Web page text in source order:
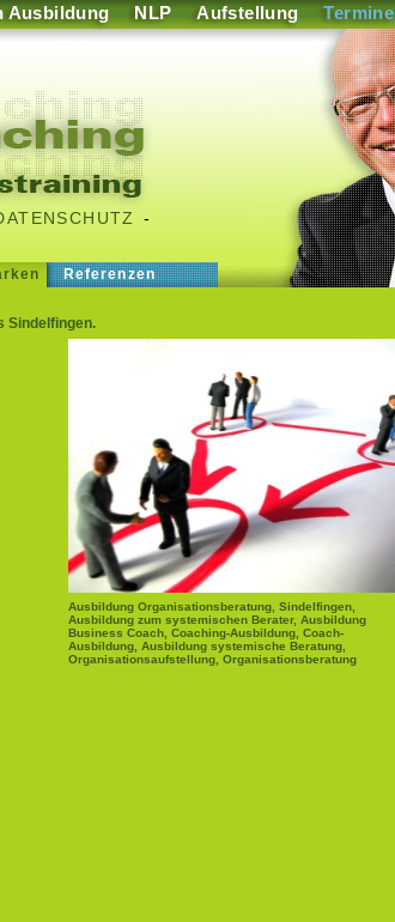
Ausbildung NLP Aufstellung Termine
-
Referenzen
Sindelfingen.
Ausbildung Organisationsberatung, Sindelfingen,
Ausbildung zum systemischen Berater, Ausbildung
Business Coach, Coaching-Ausbildung, Coach-
Ausbildung, Ausbildung systemische Beratung,
Organisationsaufstellung, Organisationsberatung